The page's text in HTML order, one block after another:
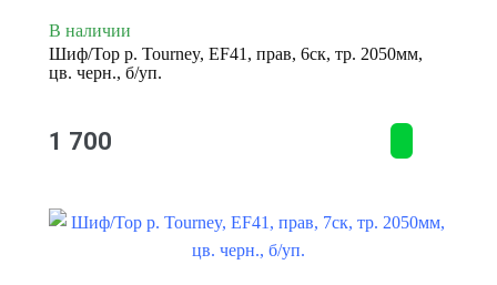
В наличии
Шиф/Тор р. Tourney, EF41, прав, 6ск, тр. 2050мм,
цв. черн., б/уп.
1 700